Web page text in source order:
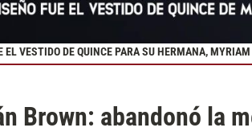
VESTIDO DE QUINCE PARA SU HERMANA,
Brown: abandonó la